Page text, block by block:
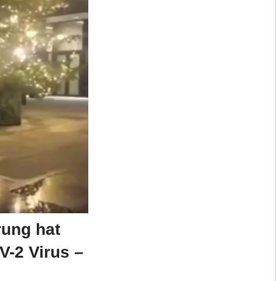
hat
2 Virus –